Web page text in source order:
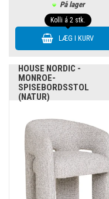
På lager
Kolli á 2 stk.
HOUSE NORDIC -
MONROE-
SPISEBORDSSTOL
(NATUR)